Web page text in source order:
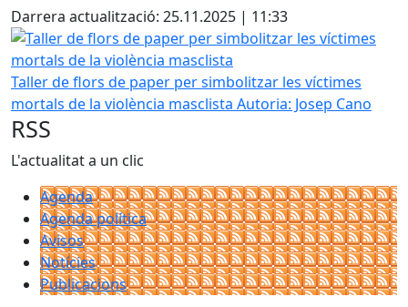
Darrera actualització: 25.11.2025 | 11:33
Taller de flors de paper per simbolitzar les víctimes
Taller de flors de paper per simbolitzar les víctimes
mortals de la violència masclista Autoria: Josep Cano
RSS
L'actualitat a un clic
Agenda
Agenda política
Avisos
Notícies
Publicacions